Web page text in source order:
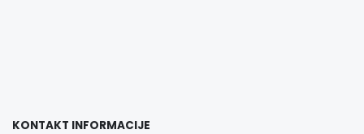
KONTAKT INFORMACIJE